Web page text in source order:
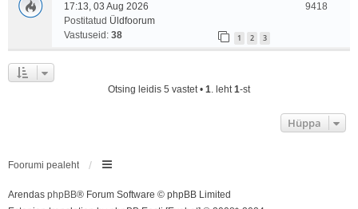
17:13, 03 Aug 2026
Postitatud Üldfoorum
Vastuseid: 38 1 2 3
9418
Otsing leidis 5 vastet • 1. leht1-st
Hüppa
Foorumi pealeht
Arendas phpBB® Forum Software © phpBB Limited